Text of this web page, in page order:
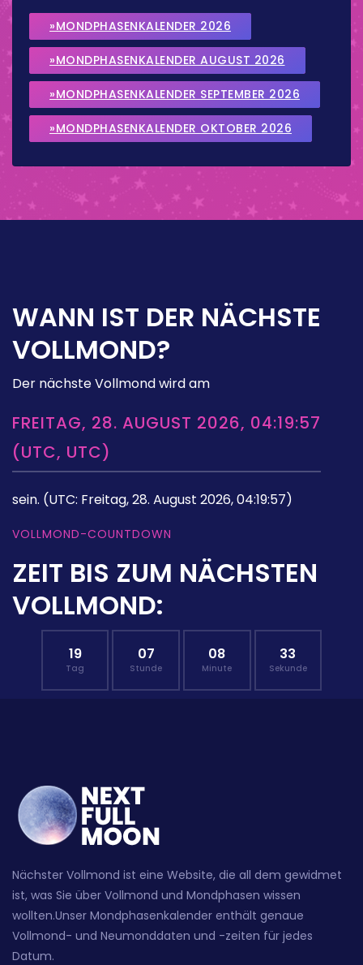
»MONDPHASENKALENDER 2026
»MONDPHASENKALENDER AUGUST 2026
»MONDPHASENKALENDER SEPTEMBER 2026
»MONDPHASENKALENDER OKTOBER 2026
WANN IST DER NÄCHSTE
VOLLMOND?
Der nächste Vollmond wird am
FREITAG, 28. AUGUST 2026, 04:19:57
(UTC, UTC)
sein. (UTC: Freitag, 28. August 2026, 04:19:57)
VOLLMOND-COUNTDOWN
ZEIT BIS ZUM NÄCHSTEN
VOLLMOND:
19
Tag
07
Stunde
08
Minute
32
Sekunde
Nächster Vollmond ist eine Website, die all dem gewidmet
ist, was Sie über Vollmond und Mondphasen wissen
wollten.Unser Mondphasenkalender enthält genaue
Vollmond- und Neumonddaten und -zeiten für jedes
Datum.